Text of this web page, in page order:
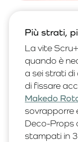
Più strati,
La vite
quando è
a sei strati
di fissare
Makedo
sovrapporre
Deco-Props
stampati in